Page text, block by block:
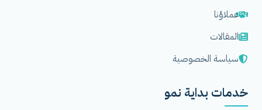
عملاؤنا
المقالات
سياسة الخصوصية
خدمات بداية نمو